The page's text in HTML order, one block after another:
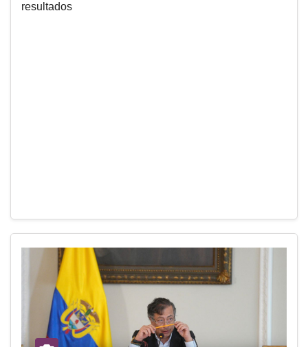
resultados